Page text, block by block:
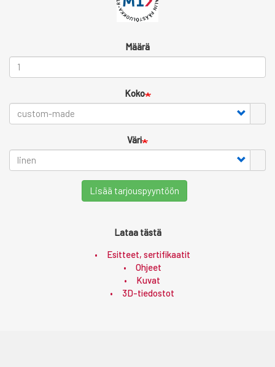
Määrä
Koko
Väri
Lisää tarjouspyyntöön
Lataa tästä
Esitteet, sertifikaatit
Ohjeet
Kuvat
3D-tiedostot